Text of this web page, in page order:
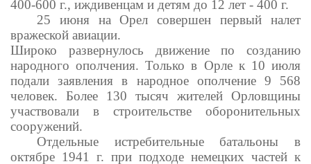
400-600 г., иждивенцам и детям до 12 лет - 400 г.
25 июня на Орел совершен первый налет
вражеской авиации.
Широко развернулось движение по созданию
народного ополчения. Только в Орле к 10 июля
подали заявления в народное ополчение 9 568
человек. Более 130 тысяч жителей Орловщины
участвовали в строительстве оборонительных
сооружений.
Отдельные истребительные батальоны в
октябре 1941 г. при подходе немецких частей к